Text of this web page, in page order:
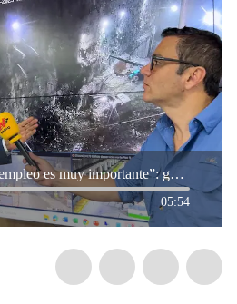
“Generación de empleo es muy importante”: gerente de EPM sobre Hidroituango
05:54